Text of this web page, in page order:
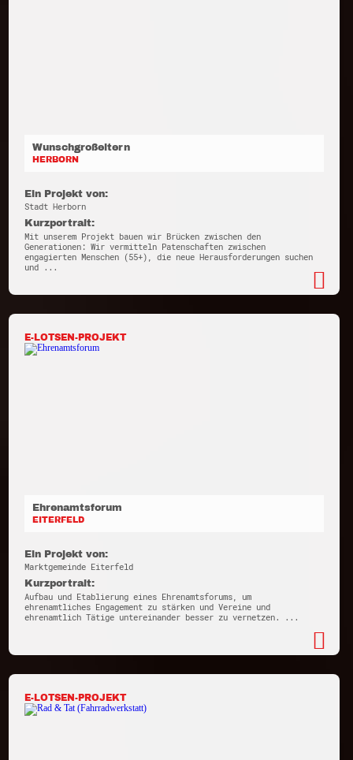
Wunschgroßeltern
HERBORN
Ein Projekt von:
Stadt Herborn
Kurzportrait:
Mit unserem Projekt bauen wir Brücken zwischen den
Generationen: Wir vermitteln Patenschaften zwischen
engagierten Menschen (55+), die neue Herausforderungen suchen
und ...
E-LOTSEN-PROJEKT
Ehrenamtsforum
EITERFELD
Ein Projekt von:
Marktgemeinde Eiterfeld
Kurzportrait:
Aufbau und Etablierung eines Ehrenamtsforums, um
ehrenamtliches Engagement zu stärken und Vereine und
ehrenamtlich Tätige untereinander besser zu vernetzen. ...
E-LOTSEN-PROJEKT